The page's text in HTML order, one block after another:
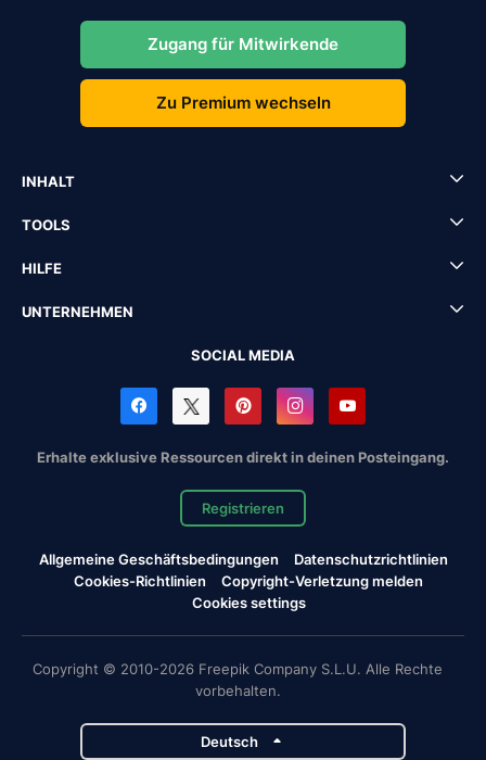
Zugang für Mitwirkende
Zu Premium wechseln
INHALT
TOOLS
HILFE
UNTERNEHMEN
SOCIAL MEDIA
Erhalte exklusive Ressourcen direkt in deinen Posteingang.
Registrieren
Allgemeine Geschäftsbedingungen
Datenschutzrichtlinien
Cookies-Richtlinien
Copyright-Verletzung melden
Cookies settings
Copyright © 2010-2026 Freepik Company S.L.U. Alle Rechte
vorbehalten.
Deutsch